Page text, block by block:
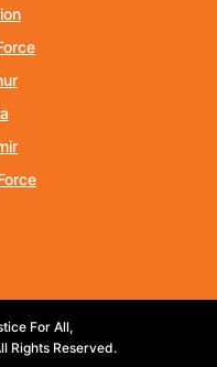
For All,
Rights Reserved.